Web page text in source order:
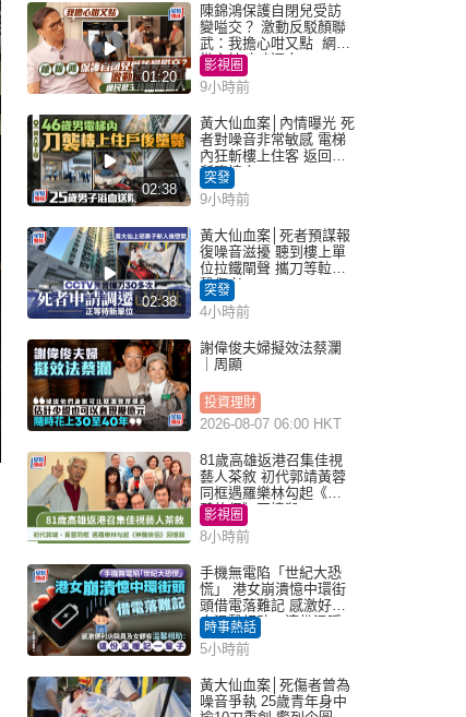
01:20
陳錦鴻保護自閉兒受訪
變嗌交？ 激動反駁顏聯
武：我擔心咁又點 網民
批主持咄咄逼人
影視圈
9小時前
02:38
黃大仙血案│內情曝光 死
者對噪音非常敏感 電梯
內狂斬樓上住客 返回住
所墮樓亡
突發
9小時前
02:38
黃大仙血案│死者預謀報
復噪音滋擾 聽到樓上單
位拉鐵閘聲 攜刀等𨋢伏
擊傷者
突發
4小時前
謝偉俊夫婦擬效法蔡瀾
｜周顯
投資理財
2026-08-07 06:00 HKT
81歲高雄返港召集佳視
藝人茶敘 初代郭靖黃蓉
同框遇羅樂林勾起《神
鵰俠侶》回憶殺
影視圈
8小時前
手機無電陷「世紀大恐
慌」 港女崩潰憶中環街
頭借電落難記 感激好心
人溫馨相助：這份溫暖
記一輩子｜Juicy叮
時事熱話
5小時前
黃大仙血案│死傷者曾為
噪音爭執 25歲青年身中